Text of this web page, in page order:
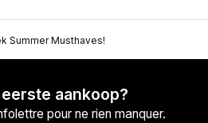
Summer Musthaves!
aankoop?
pour ne rien manquer.